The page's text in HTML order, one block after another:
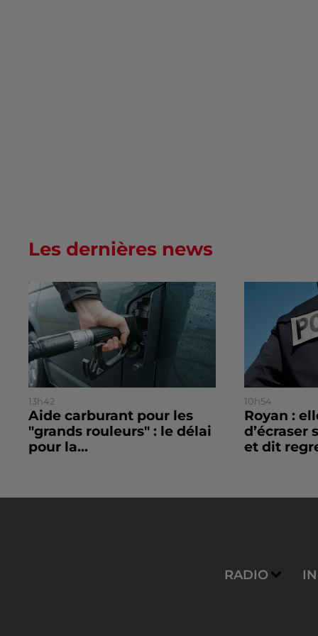
Les dernières news
13h42
Aide carburant pour les
"grands rouleurs" : le délai
pour la...
10h54
Royan :
d’écraser
et dit
RADIO